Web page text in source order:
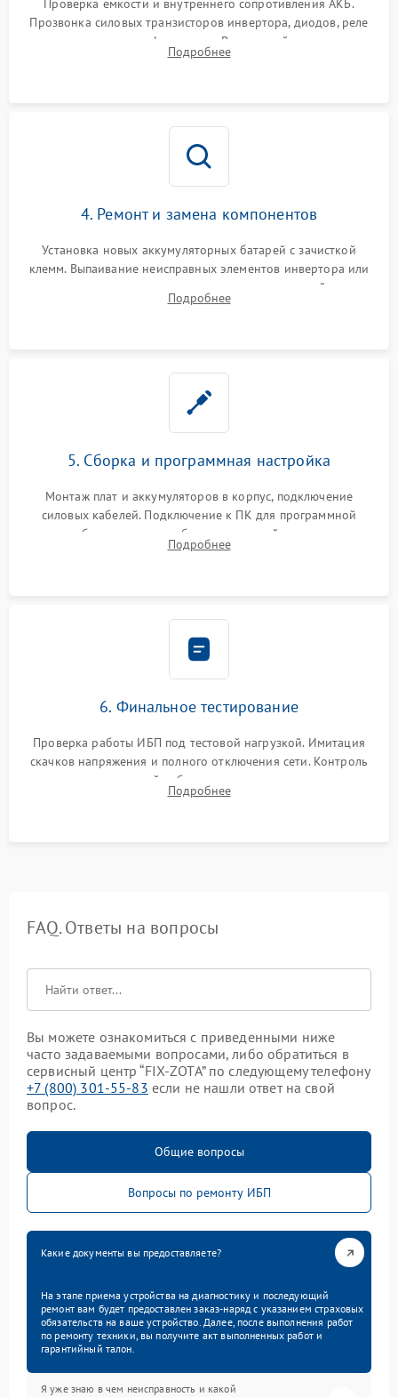
Проверка емкости и внутреннего сопротивления АКБ.
Прозвонка силовых транзисторов инвертора, диодов, реле
переключения и трансформатора. Визуальный поиск вздутых
конденсаторов и прогаров на печатной плате.
Подробнее
4. Ремонт и замена компонентов
Установка новых аккумуляторных батарей с зачисткой
клемм. Выпаивание неисправных элементов инвертора или
цепи зарядки и монтаж новых радиодеталей.
Восстановление поврежденных токоведущих дорожек и
Подробнее
5. Сборка и программная настройка
Монтаж плат и аккумуляторов в корпус, подключение
силовых кабелей. Подключение к ПК для программной
калибровки констант батареи, настройки порогов
срабатывания AVR и сброса счетчиков старения АКБ.
Подробнее
6. Финальное тестирование
Проверка работы ИБП под тестовой нагрузкой. Имитация
скачков напряжения и полного отключения сети. Контроль
времени автономной работы, температурного режима и
корректности формы выходного сигнала.
Подробнее
FAQ. Ответы на вопросы
Вы можете ознакомиться с приведенными ниже
часто задаваемыми вопросами, либо обратиться в
сервисный центр “FIX-ZOTA” по следующему телефону
+7 (800) 301-55-83 если не нашли ответ на свой
вопрос.
Общие вопросы
Вопросы по ремонту ИБП
Какие документы вы предоставляете?
На этапе приема устройства на диагностику и последующий
ремонт вам будет предоставлен заказ-наряд с указанием страховых
обязательств на ваше устройство. Далее, после выполнения работ
по ремонту техники, вы получите акт выполненных работ и
гарантийный талон.
Я уже знаю в чем неисправность и какой